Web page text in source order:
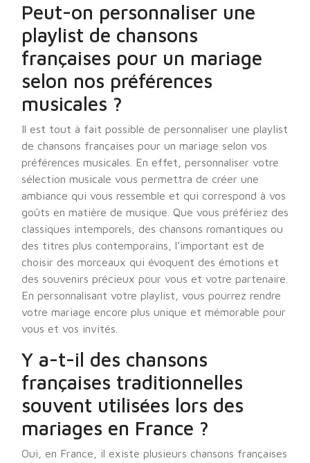
Peut-on personnaliser une
playlist de chansons
françaises pour un mariage
selon nos préférences
musicales ?
Il est tout à fait possible de personnaliser une playlist
de chansons françaises pour un mariage selon vos
préférences musicales. En effet, personnaliser votre
sélection musicale vous permettra de créer une
ambiance qui vous ressemble et qui correspond à vos
goûts en matière de musique. Que vous préfériez des
classiques intemporels, des chansons romantiques ou
des titres plus contemporains, l’important est de
choisir des morceaux qui évoquent des émotions et
des souvenirs précieux pour vous et votre partenaire.
En personnalisant votre playlist, vous pourrez rendre
votre mariage encore plus unique et mémorable pour
vous et vos invités.
Y a-t-il des chansons
françaises traditionnelles
souvent utilisées lors des
mariages en France ?
Oui, en France, il existe plusieurs chansons françaises